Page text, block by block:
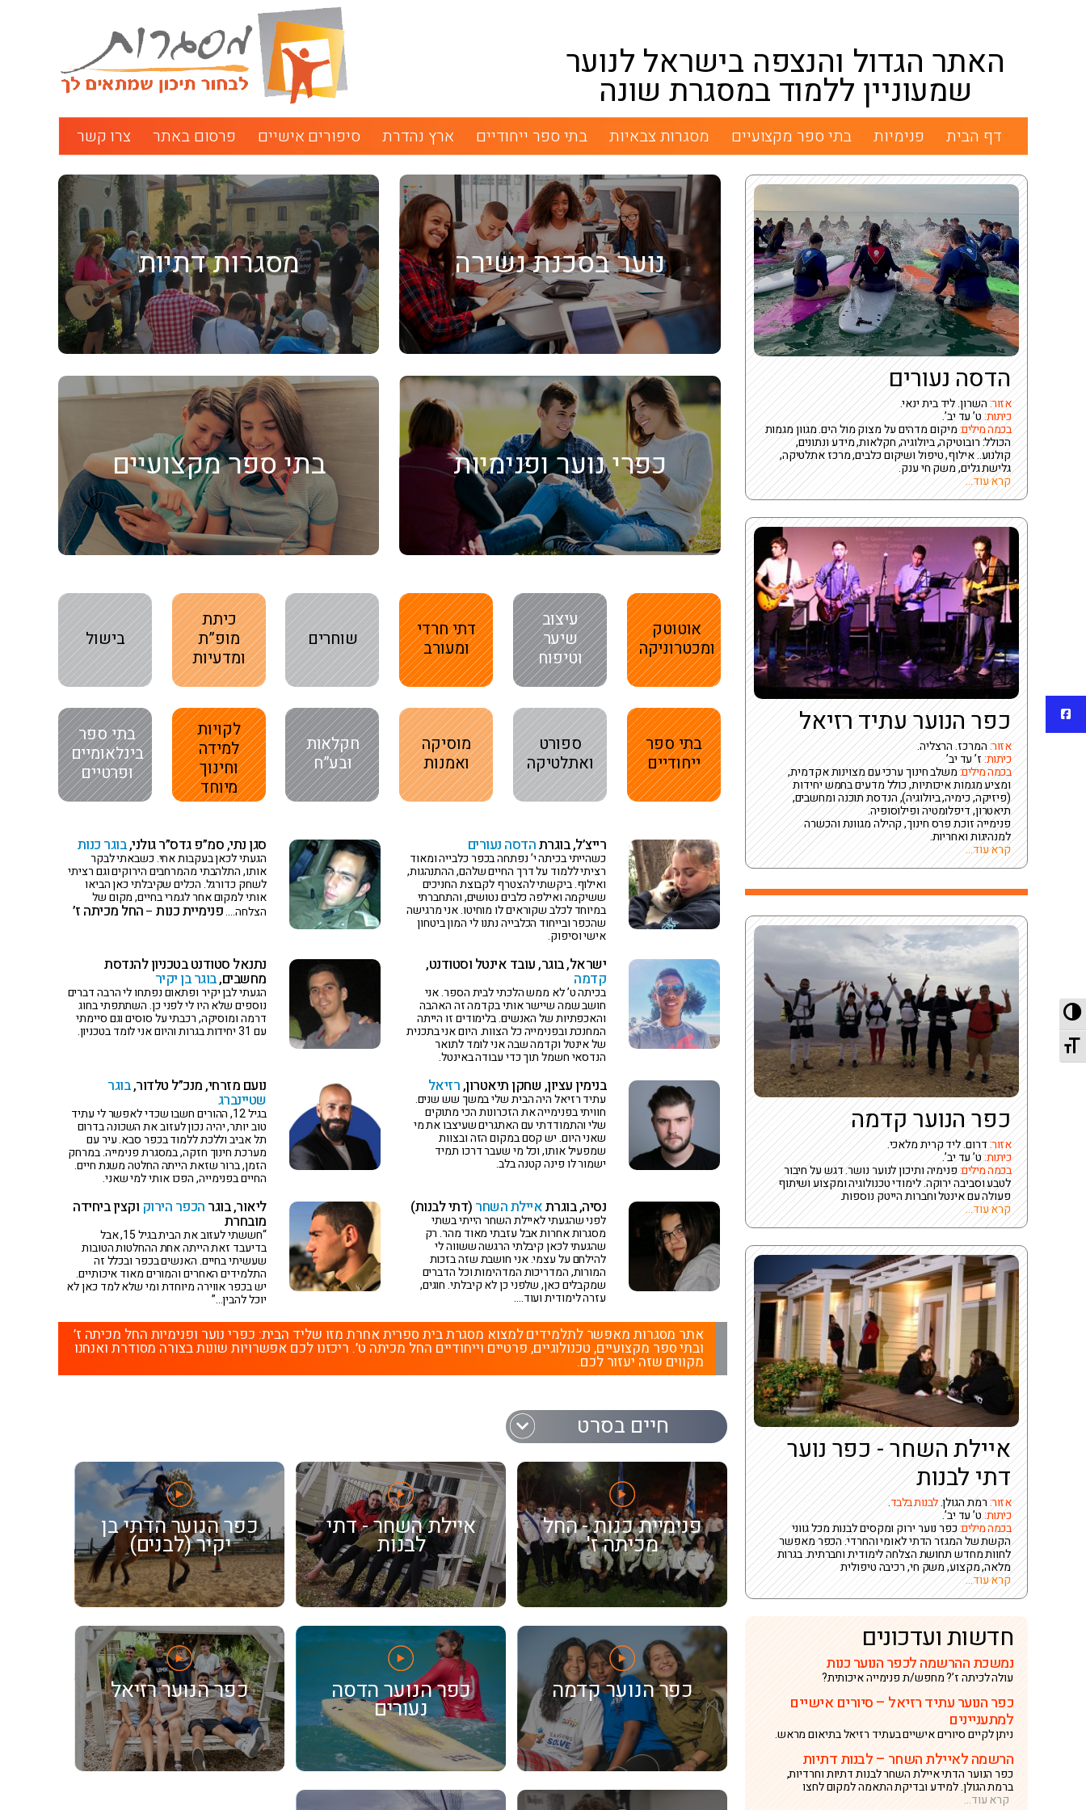
מתג ניגודיות גבוהה
מתג גודל גופן
האתר הגדול והנצפה בישראל לנוער
שמעוניין ללמוד במסגרת שונה
דף הבית פנימיות בתי ספר מקצועיים מסגרות צבאיות בתי ספר ייחודיים ארץ נהדרת סיפורים אישיים פרסום באתר צרו קשר
מסגרות דתיות נוער בסכנת נשירה
בתי ספר מקצועיים כפרי נוער ופנימיות
בישול
כיתת
מופ”ת
ומדעיות
שוחרים
דתי חרדי
ומעורב
עיצוב
שיער
וטיפוח
אוטוטק
ומכטרוניקה
בתי ספר
בינלאומיים
ופרטיים
לקויות
למידה
וחינוך
מיוחד
חקלאות
ובע”ח
מוסיקה
ואמנות
ספורט
ואתלטיקה
בתי ספר
ייחודיים
רייצ’ל, בוגרתהדסה נעורים
כשהייתי בכיתה י’ נפתחה בכפר כלבייה ומאוד
רציתי ללמוד על דרך החיים שלהם, ההתנהגות,
ואילוף. ביקשתי להצטרף לקבוצת החניכים
ששיקמה ואילפה כלבים נטושים, והתחברתי
במיוחד לכלב שקוראים לו מוחיטו. אני מרגישה
שהכפר ובייחוד הכלבייה נתנו לי המון ביטחון
אישי וסיפוק.
סגן נתי, סמ”פ גדס”ר גולני,בוגר כנות
הגעתי לכאן בעקבות אחי. כשבאתי לבקר
אותו, התלהבתי מהמרחבים הירוקים וגם רציתי
לשחק כדורגל. הכלים שקיבלתי כאן הביאו
אותי למקום אחר לגמרי בחיים, מקום של
הצלחה….פנימיית כנות–החל מכיתה ז’
ישראל, בוגר, עובד אינטל וסטודנט,
קדמה
בכיתה ט’ לא ממש הלכתי לבית הספר. אני
חושב שמה שיישר אותי בקדמה זה האהבה
והאכפתיות של האנשים. בלימודים זו הייתה
המחנכת ובפנימייה כל הצוות. היום אני בתכנית
של אינטל וקדמה שבה אני לומד לתואר
הנדסאי חשמל תוך כדי עבודה באינטל.
נתנאל סטודנט בטכניון להנדסת
מחשבים,בוגר בן יקיר
הגעתי לבן יקיר ופתאום נפתחו לי הרבה דברים
נוספים שלא היו לי לפני כן. השתתפתי בחוג
דרמה ומוסיקה, רכבתי על סוסים וגם סיימתי
עם 31 יחידות בגרות והיום אני לומד בטכניון.
בנימין עציון, שחקן תיאטרון,רזיאל
עתיד רזיאל היה הבית שלי במשך שש שנים.
חוויתי בפנימייה את הזכרונות הכי מתוקים
שלי והתמודדתי עם האתגרים שעיצבו את מי
שאני היום. יש קסם במקום הזה ובצוות
שמפעיל אותו, וכל מי שעבר דרכו תמיד
ישמור לו פינה קטנה בלב.
נועם מזרחי, מנכ”ל טלדור,בוגר
שטיינברג
בגיל 12, ההורים חשבו שכדי לאפשר לי עתיד
טוב יותר, יהיה נכון לעזוב את השכונה בדרום
תל אביב וללכת ללמוד בכפר סבא. עיר עם
מערכת חינוך חזקה, במסגרת פנימייה. במרחק
הזמן, ברור שזאת הייתה החלטה משנת חיים.
החיים בפנימייה, הפכו אותי למי שאני.
נסיה, בוגרתאיילת השחר (דתי לבנות)
לפני שהגעתי לאיילת השחר הייתי בשתי
מסגרות אחרות אבל עזבתי מאוד מהר. רק
שהגעתי לכאן קיבלתי הרגשה ששווה לי
להילחם על עצמי. אני חושבת שזה בזכות
המורות, המדריכות המדהימות וכל הדברים
שמקבלים כאן, שלפני כן לא קיבלתי. חוגים,
עזרה לימודית ועוד….
ליאור, בוגר הכפר הירוק וקצין ביחידה
מובחרת
“חששתי לעזוב את הבית בגיל 15, אבל
בדיעבד זאת הייתה אחת ההחלטות הטובות
שעשיתי בחיים. האנשים בכפר ובכלל זה
התלמידים האחרים והמורים מאוד איכותיים.
יש בכפר אווירה מיוחדת ומי שלא למד כאן לא
יוכל להבין…”
אתר מסגרות מאפשר לתלמידים למצוא מסגרת בית ספרית אחרת מזו שליד הבית: כפרי נוער ופנימיות החל מכיתה ז’
ובתי ספר מקצועיים, טכנולוגיים, פרטיים וייחודיים החל מכיתה ט’. ריכזנו לכם אפשרויות שונות בצורה מסודרת ואנחנו
מקווים שזה יעזור לכם.
חיים בסרט
פנימיית כנות - החל
מכיתה ז'
איילת השחר - דתי
לבנות
כפר הנוער הדתי בן
יקיר (לבנים)
כפר הנוער קדמה כפר הנוער הדסה
נעורים
כפר הנוער רזיאל
הדסה נעורים
אזור:השרון. ליד בית ינאי.
כיתות:ט’ עד יב’.
בכמה מילים:מיקום מדהים על מצוק מול הים. מגוון מגמות
הכולל: רובוטיקה, ביולוגיה, חקלאות, מידע ונתונים,
קולנוע.. אילוף, טיפול ושיקום כלבים, מרכז אתלטיקה,
גלישת גלים, משק חי ענק.
קרא עוד...
כפר הנוער עתיד רזיאל
אזור:המרכז. הרצליה.
כיתות:ז’ עד יב’
בכמה מילים:משלב חינוך ערכי עם מצוינות אקדמית,
ומציע מגמות איכותיות, כולל מדעים בחמש יחידות
(פיזיקה, כימיה, ביולוגיה), הנדסת תוכנה ומחשבים,
תיאטרון, דיפלומטיה ופילוסופיה.
פנימייה זוכת פרס חינוך, קהילה מגוונת והכשרה
למנהיגות ואחריות.
קרא עוד...
כפר הנוער קדמה
אזור:דרום. ליד קרית מלאכי.
כיתות:ט’ עד יב’.
בכמה מילים:פנימיה ותיכון לנוער נושר. דגש על חיבור
לטבע וסביבה ירוקה. לימודי טכנולוגיה ומקצוע ושיתוף
פעולה עם אינטל וחברות הייטק נוספות.
קרא עוד...
איילת השחר - כפר נוער
דתי לבנות
אזור:רמת הגולן.לבנות בלבד.
כיתות:ט’ עד יב’.
בכמה מילים:כפר נוער ירוק ומקסים לבנות מכל גווני
הקשת של המגזר הדתי לאומי והחרדי. הכפר מאפשר
לחוות מחדש תחושת הצלחה לימודית וחברתית. בגרות
מלאה, מקצוע, משק חי, רכיבה טיפולית
קרא עוד...
חדשות ועדכונים
נמשכת ההרשמה לכפר הנוער כנות
עולה לכיתה ז’? מחפש/ת פנימייה איכותית?
כפר הנוער עתיד רזיאל – סיורים אישיים
למתעניינים
ניתן לקיים סיורים אישיים בעתיד רזיאל בתיאום מראש.
הרשמה לאיילת השחר – לבנות דתיות
כפר הנוער הדתי איילת השחר לבנות דתיות וחרדיות,
ברמת הגולן. למידע ובדיקת התאמה למקום לחצו
קרא עוד...
פייסבוק